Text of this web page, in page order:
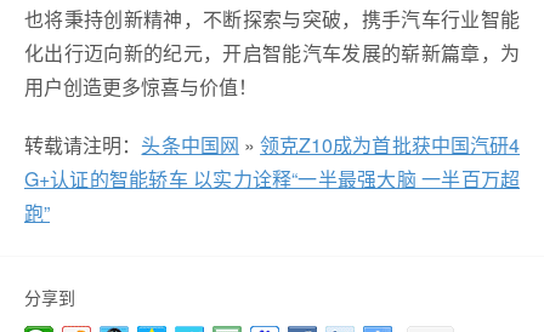
也将秉持创新精神，不断探索与突破，携手汽车行业智能
化出行迈向新的纪元，开启智能汽车发展的崭新篇章，为
用户创造更多惊喜与价值！
转载请注明： 头条中国网 »领克Z10成为首批获中国汽研4
G+认证的智能轿车 以实力诠释“一半最强大脑 一半百万超
跑”
分享到